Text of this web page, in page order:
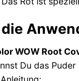
WOW Root
Du das